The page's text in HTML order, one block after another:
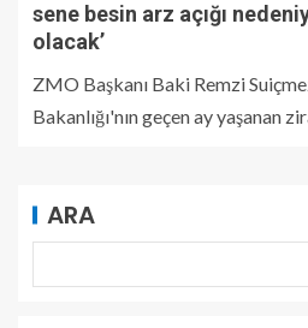
sene besin arz açığı
olacak’
ZMO Başkanı Baki Remzi
Bakanlığı'nın geçen ay yaşanan
ARA